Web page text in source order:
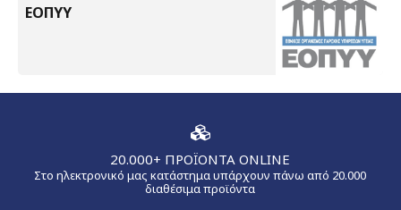
ΕΟΠΥΥ
20.000+ ΠΡΟΪΟΝΤΑ ONLINE
Στο ηλεκτρονικό μας κατάστημα υπάρχουν πάνω από 20.000
διαθέσιμα προϊόντα